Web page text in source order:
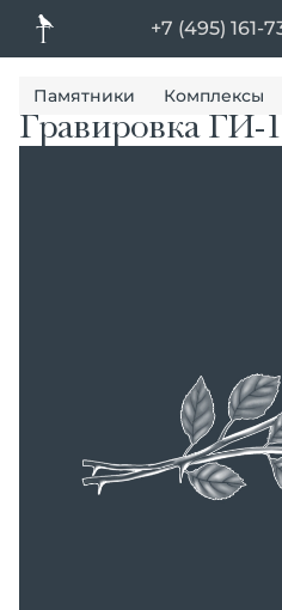
+7 (495) 161-
Памятники Комплексы
Гравировка ГИ-